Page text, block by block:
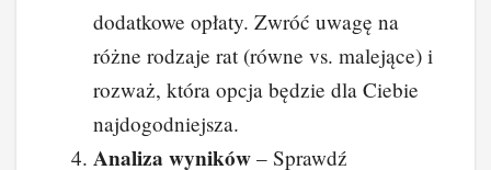
dodatkowe opłaty. Zwróć uwagę na
różne rodzaje rat (równe vs. malejące) i
rozważ, która opcja będzie dla Ciebie
najdogodniejsza.
Analiza wyników – Sprawdź